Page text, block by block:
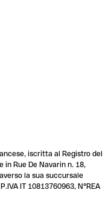
iscritta al Registro del
in Rue De Navarin n. 18,
la sua succursale
IT 10813760963, N°REA